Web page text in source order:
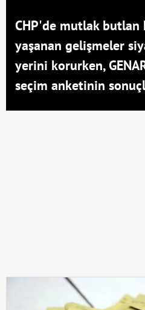
CHP'de mutlak butlan
yaşanan gelişmeler
yerini korurken,
seçim anketinin